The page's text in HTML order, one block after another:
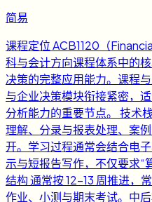
简易
课程定位 ACB1120（
科与会计方向课程体系中的
决策的完整应用能力。课程
与企业决策模块衔接紧密，
分析能力的重要节点。 技术
理解、分录与报表处理、案
开。学习过程通常会结合电
示与短报告写作，不仅要求“
结构 通常按 12-13 周推进，
作业、小测与期末考试。中